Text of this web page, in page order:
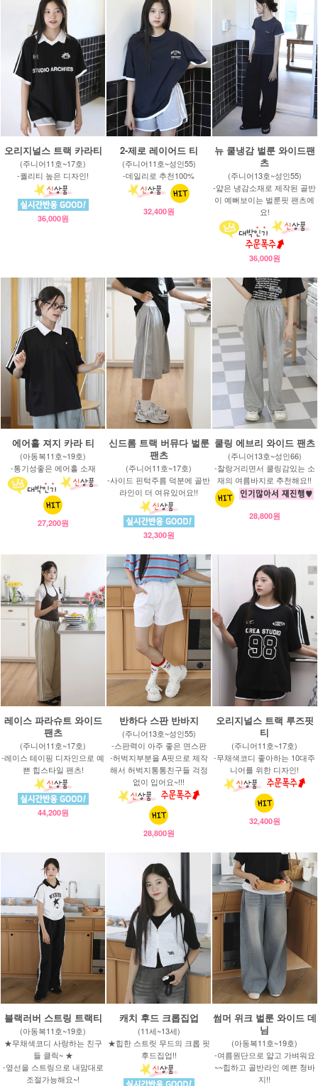
오리지널스 트랙 카라티
(주니어11호~17호)
-퀄리티 높은 디자인!
36,000원
2-제로 레이어드 티
(주니어11호~성인55)
-데일리로 추천100%
32,400원
뉴 쿨냉감 벌룬 와이드팬
츠
(주니어13호~성인55)
-얇은 냉감소재로 제작된 골반
이 예뻐보이는 벌룬핏 팬츠에
요!
36,000원
에어홀 져지 카라 티
(아동복11호~19호)
-통기성좋은 에어홀 소재
27,200원
신드롬 트랙 버뮤다 벌룬
팬츠
(주니어11호~17호)
-사이드 핀턱주름 덕분에 골반
라인이 더 여유있어요!!
32,300원
쿨링 에브리 와이드 팬츠
(주니어13호~성인66)
-찰랑거리면서 쿨링감있는 소
재의 여름바지로 추천해요!!
28,800원
레이스 파라슈트 와이드
팬츠
(주니어11호~17호)
-레이스 테이핑 디자인으로 예
쁜 힙스타일 팬츠!
44,200원
반하다 스판 반바지
(주니어13호~성인55)
-스판력이 아주 좋은 면스판
-허벅지부분을 A핏으로 제작
해서 허벅지통통친구들 걱정
없이 입어요~!!!
28,800원
오리지널스 트랙 루즈핏
티
(주니어11호~17호)
-무채색코디 좋아하는 10대주
니어를 위한 디자인!
32,400원
블랙러버 스트링 트랙티
(아동복11호~19호)
★무채색코디 사랑하는 친구
들 클릭~ ★
-옆선을 스트링으로 내맘대로
조절가능해요~!
캐치 후드 크롭집업
(11세~13세)
★힙한 스트릿 무드의 크롭 핏
후드집업!!
썸머 위크 벌룬 와이드 데
님
(아동복11호~19호)
-여름원단으로 얇고 가벼워요
~~힙하고 골반라인 예쁜 청바
지!!